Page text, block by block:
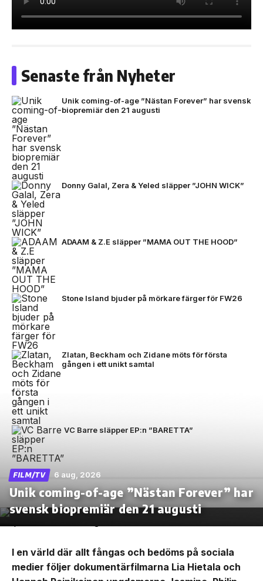
Senaste från Nyheter
Unik coming-of-age ”Nästan Forever” har svensk
biopremiär den 21 augusti
Donny Galal, Zera & Yeled släpper ”JOHN WICK”
ADAAM & Z.E släpper ”MAMA OUT THE HOOD”
Stone Island bjuder på mörkare färger för FW26
Zlatan, Beckham och Zidane möts för första
gången i ett unikt samtal
VC Barre släpper EP:n ”BARETTA”
FILM/TV 6 aug, 2026
Unik coming-of-age ”Nästan Forever” har
svensk biopremiär den 21 augusti
I en värld där allt fångas och bedöms på sociala
medier följer dokumentärfilmarna Lia Hietala och